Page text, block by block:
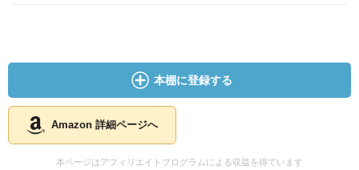
本棚に登録する
Amazon 詳細ページへ
本ページはアフィリエイトプログラムによる収益を得ています